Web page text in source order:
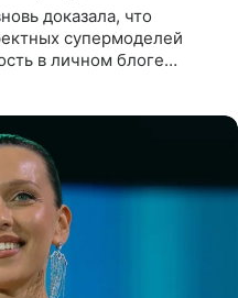
доказала, что
супермоделей
в личном блоге